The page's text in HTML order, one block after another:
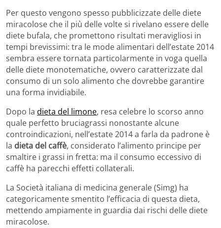
Per questo vengono spesso pubblicizzate delle diete
miracolose che il più delle volte si rivelano essere delle
diete bufala, che promettono risultati meravigliosi in
tempi brevissimi: tra le mode alimentari dell’estate 2014
sembra essere tornata particolarmente in voga quella
delle diete monotematiche, ovvero caratterizzate dal
consumo di un solo alimento che dovrebbe garantire
una forma invidiabile.
Dopo la dieta del limone, resa celebre lo scorso anno
quale perfetto bruciagrassi nonostante alcune
controindicazioni, nell’estate 2014 a farla da padrone è
la dieta del caffè, considerato l’alimento principe per
smaltire i grassi in fretta: ma il consumo eccessivo di
caffè ha parecchi effetti collaterali.
La Società italiana di medicina generale (Simg) ha
categoricamente smentito l’efficacia di questa dieta,
mettendo ampiamente in guardia dai rischi delle diete
miracolose.